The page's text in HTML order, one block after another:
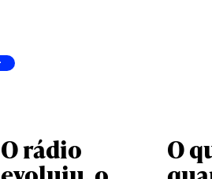
O rádio O